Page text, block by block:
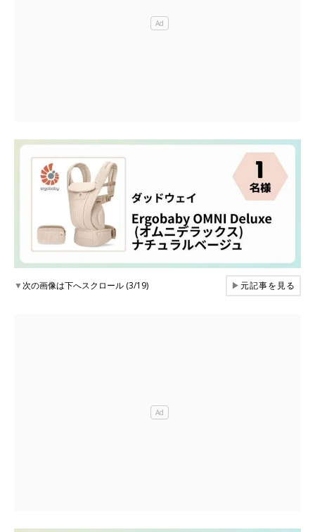
▼次の画像は下へスクロール (3/19) ▶元記事を見る